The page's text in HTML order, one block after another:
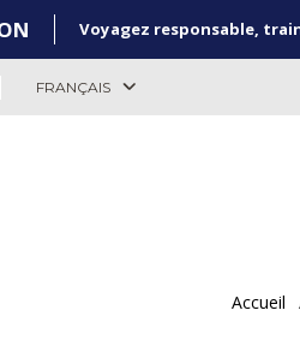
Voyagez responsable,
FRANÇAIS
Accueil